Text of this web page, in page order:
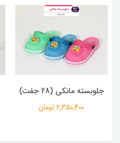
جلوبسته مانکی (28 جفت)
2,350,400 تومان